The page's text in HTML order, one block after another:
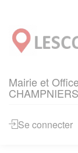
Mairie et
Se connecter